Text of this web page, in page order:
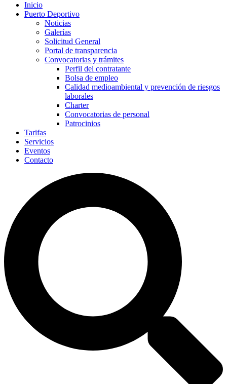
Inicio
Puerto Deportivo
Noticias
Galerías
Solicitud General
Portal de transparencia
Convocatorias y trámites
Perfil del contratante
Bolsa de empleo
Calidad medioambiental y prevención de riesgos
laborales
Charter
Convocatorias de personal
Patrocinios
Tarifas
Servicios
Eventos
Contacto